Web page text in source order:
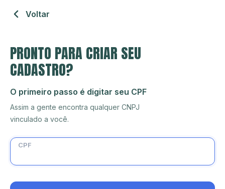
Voltar
PRONTO PARA CRIAR SEU
CADASTRO?
O primeiro passo é digitar seu CPF
Assim a gente encontra qualquer CNPJ
vinculado a você.
CPF